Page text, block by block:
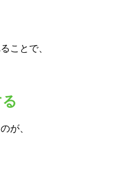
ことで、
が、